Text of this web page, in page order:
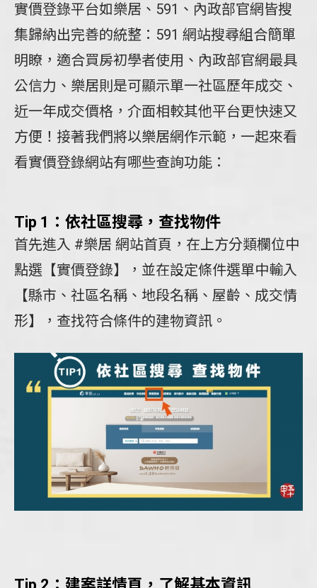
實價登錄平台如樂居、591、內政部官網皆搜
集歸納出完善的統整：591 網站搜尋組合簡單
明瞭，適合買房初學者使用、內政部官網最具
公信力、樂居則是可顯示單一社區歷年成交、
近一年成交價格，介面相較其他平台更快速又
方便！接著我們將以樂居網作示範，一起來看
看實價登錄網站有哪些查詢功能：
Tip 1：依社區搜尋，查找物件
首先進入 #樂居 網站首頁，在上方分類欄位中
點選【實價登錄】，並在設定條件選單中輸入
【縣市、社區名稱、地段名稱、屋齡、成交情
形】，查找符合條件的建物資訊。